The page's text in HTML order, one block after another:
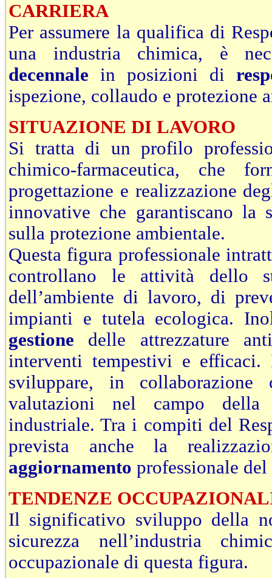
CARRIERA
Per assumere la qualifica di
una industria chimica, è
decennale in posizioni di
ispezione, collaudo e protezione
SITUAZIONE DI LAVORO
Si tratta di un profilo
chimico-farmaceutica, che
progettazione e realizzazione
innovative che garantiscano la
sulla protezione ambientale.
Questa figura professionale
controllano le attività dello
dell’ambiente di lavoro, di
impianti e tutela ecologica.
gestione delle attrezzature
interventi tempestivi e
sviluppare, in collaborazione
valutazioni nel campo della
industriale. Tra i compiti del
prevista anche la
aggiornamento professionale del
TENDENZE
Il significativo sviluppo della
sicurezza nell’industria
occupazionale di questa figura.